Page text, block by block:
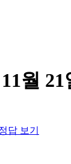
월
답 보기